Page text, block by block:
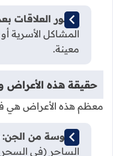
تدهور العلاقات
المشاكل الأسرية
معينة.
حقيقة هذه الأعراض
معظم هذه الأعراض هي
وسوسة من الجن:
الساحر (في السحر